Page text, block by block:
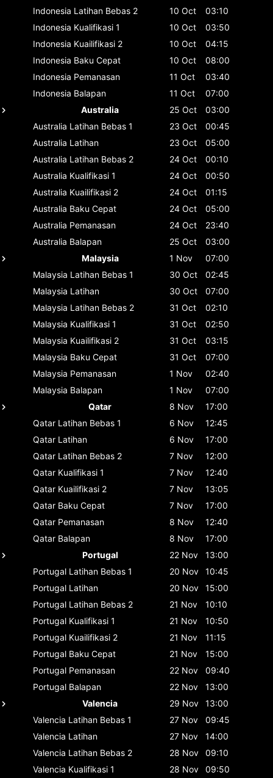
Indonesia Latihan Bebas 2 10 Oct
03:10
Indonesia Kualifikasi 1 10 Oct
03:50
Indonesia Kuailifikasi 2 10 Oct
04:15
Indonesia Baku Cepat 10 Oct
08:00
Indonesia Pemanasan 11 Oct
03:40
Indonesia Balapan 11 Oct
07:00
Australia
25 Oct
03:00
Australia Latihan Bebas 1 23 Oct
00:45
Australia Latihan 23 Oct
05:00
Australia Latihan Bebas 2 24 Oct
00:10
Australia Kualifikasi 1 24 Oct
00:50
Australia Kuailifikasi 2 24 Oct
01:15
Australia Baku Cepat 24 Oct
05:00
Australia Pemanasan 24 Oct
23:40
Australia Balapan 25 Oct
03:00
Malaysia
1 Nov
07:00
Malaysia Latihan Bebas 1 30 Oct
02:45
Malaysia Latihan 30 Oct
07:00
Malaysia Latihan Bebas 2 31 Oct
02:10
Malaysia Kualifikasi 1 31 Oct
02:50
Malaysia Kuailifikasi 2 31 Oct
03:15
Malaysia Baku Cepat 31 Oct
07:00
Malaysia Pemanasan 1 Nov
02:40
Malaysia Balapan 1 Nov
07:00
Qatar
8 Nov
17:00
Qatar Latihan Bebas 1 6 Nov
12:45
Qatar Latihan 6 Nov
17:00
Qatar Latihan Bebas 2 7 Nov
12:00
Qatar Kualifikasi 1 7 Nov
12:40
Qatar Kuailifikasi 2 7 Nov
13:05
Qatar Baku Cepat 7 Nov
17:00
Qatar Pemanasan 8 Nov
12:40
Qatar Balapan 8 Nov
17:00
Portugal
22 Nov
13:00
Portugal Latihan Bebas 1 20 Nov
10:45
Portugal Latihan 20 Nov
15:00
Portugal Latihan Bebas 2 21 Nov
10:10
Portugal Kualifikasi 1 21 Nov
10:50
Portugal Kuailifikasi 2 21 Nov
11:15
Portugal Baku Cepat 21 Nov
15:00
Portugal Pemanasan 22 Nov
09:40
Portugal Balapan 22 Nov
13:00
Valencia
29 Nov
13:00
Valencia Latihan Bebas 1 27 Nov
09:45
Valencia Latihan 27 Nov
14:00
Valencia Latihan Bebas 2 28 Nov
09:10
Valencia Kualifikasi 1 28 Nov 09:50